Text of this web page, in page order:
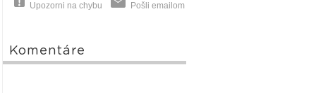
Upozorni na chybu Pošli emailom
Komentáre